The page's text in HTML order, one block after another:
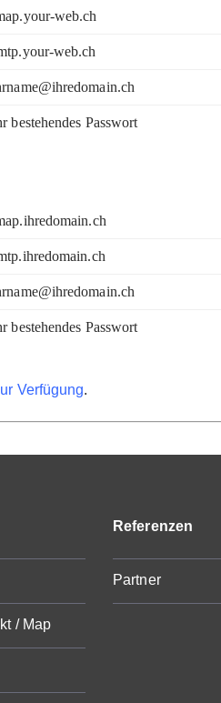
web.ch
web.ch
bestehendes Passwort
bestehendes Passwort
Verfügung.
/ Map
Referenzen
Partner